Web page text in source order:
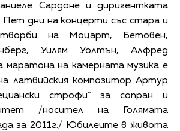
Сардоне и диригентката
Пет дни на концерти със стара и
творби на Моцарт, Бетовен,
Уилям Уолтън, Алфред
маратона на камерната музика е
латвийския композитор Артур
строфи” за сопран и
/носител на Голямата
за 2011г./ Юбилеите в живота